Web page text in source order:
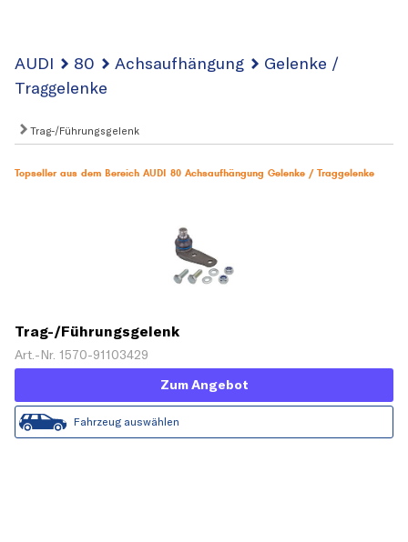
AUDI 80 Achsaufhängung
Gelenke /
Traggelenke
Trag-/Führungsgelenk
Topseller aus dem Bereich AUDI 80 Achsaufhängung Gelenke / Traggelenke
Trag-/Führungsgelenk
Art.-Nr. 1570-91103429
Zum Angebot
Fahrzeug auswählen